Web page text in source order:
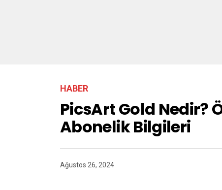
HABER
PicsArt Gold Nedir?
Abonelik Bilgileri
Ağustos 26, 2024